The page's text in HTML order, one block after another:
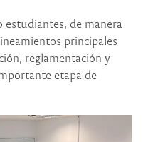
estudiantes, de manera
principales
reglamentación y
etapa de